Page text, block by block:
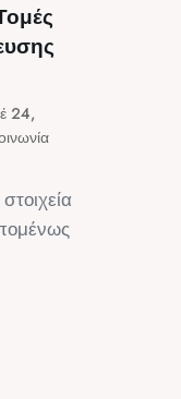
24,